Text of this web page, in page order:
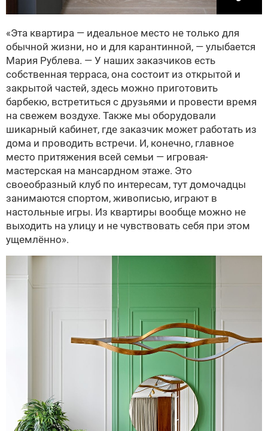
«Эта квартира — идеальное место не только для
обычной жизни, но и для карантинной, — улыбается
Мария Рублева. — У наших заказчиков есть
собственная терраса, она состоит из открытой и
закрытой частей, здесь можно приготовить
барбекю, встретиться с друзьями и провести время
на свежем воздухе. Также мы оборудовали
шикарный кабинет, где заказчик может работать из
дома и проводить встречи. И, конечно, главное
место притяжения всей семьи — игровая-
мастерская на мансардном этаже. Это
своеобразный клуб по интересам, тут домочадцы
занимаются спортом, живописью, играют в
настольные игры. Из квартиры вообще можно не
выходить на улицу и не чувствовать себя при этом
ущемлённо».